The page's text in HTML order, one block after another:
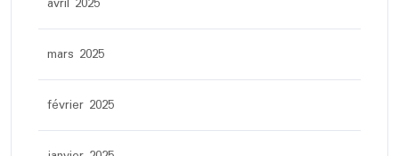
mars 2025
février 2025